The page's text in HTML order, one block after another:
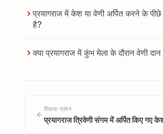
प्रयागराज में केश या वेणी अर्पित करने के पीछे
है?
क्या प्रयागराज में कुंभ मेला के दौरान वेणी
पिछला प्रश्न
प्रयागराज त्रिवेणी संगम में अर्पित किए गए